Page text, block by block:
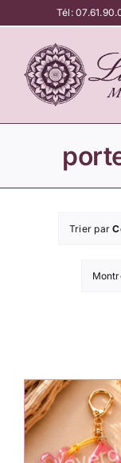
au
contenu
Tél:
Trier par